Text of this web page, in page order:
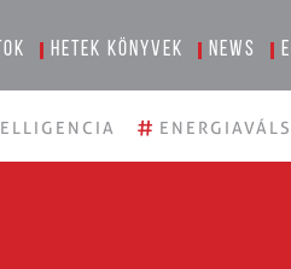
Hetek könyvek News
#